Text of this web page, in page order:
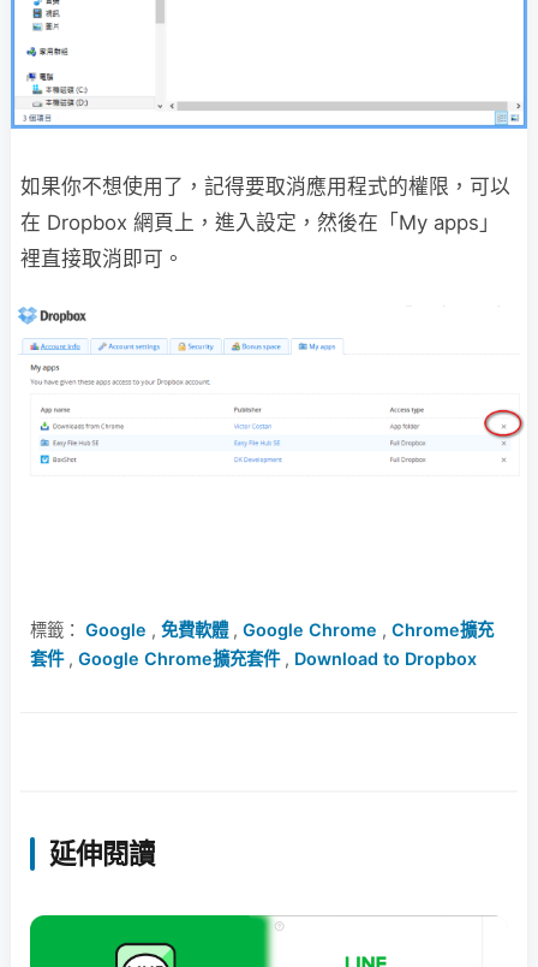
如果你不想使用了，記得要取消應用程式的權限，可以
在 Dropbox 網頁上，進入設定，然後在「My apps」
裡直接取消即可。
標籤： Google , 免費軟體, Google Chrome , Chrome擴充
套件, Google Chrome擴充套件, Download to Dropbox
延伸閱讀